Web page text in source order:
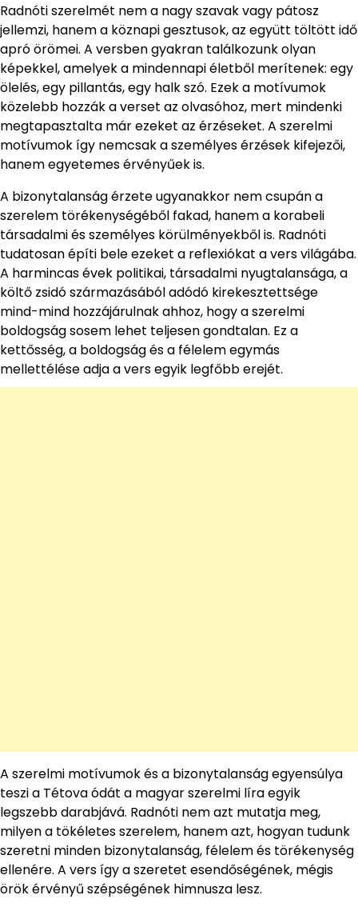
Radnóti szerelmét nem a nagy szavak vagy pátosz
jellemzi, hanem a köznapi gesztusok, az együtt töltött idő
apró örömei. A versben gyakran találkozunk olyan
képekkel, amelyek a mindennapi életből merítenek: egy
ölelés, egy pillantás, egy halk szó. Ezek a motívumok
közelebb hozzák a verset az olvasóhoz, mert mindenki
megtapasztalta már ezeket az érzéseket. A szerelmi
motívumok így nemcsak a személyes érzések kifejezői,
hanem egyetemes érvényűek is.
A bizonytalanság érzete ugyanakkor nem csupán a
szerelem törékenységéből fakad, hanem a korabeli
társadalmi és személyes körülményekből is. Radnóti
tudatosan építi bele ezeket a reflexiókat a vers világába.
A harmincas évek politikai, társadalmi nyugtalansága, a
költő zsidó származásából adódó kirekesztettsége
mind-mind hozzájárulnak ahhoz, hogy a szerelmi
boldogság sosem lehet teljesen gondtalan. Ez a
kettősség, a boldogság és a félelem egymás
mellettélése adja a vers egyik legfőbb erejét.
A szerelmi motívumok és a bizonytalanság egyensúlya
teszi a Tétova ódát a magyar szerelmi líra egyik
legszebb darabjává. Radnóti nem azt mutatja meg,
milyen a tökéletes szerelem, hanem azt, hogyan tudunk
szeretni minden bizonytalanság, félelem és törékenység
ellenére. A vers így a szeretet esendőségének, mégis
örök érvényű szépségének himnusza lesz.